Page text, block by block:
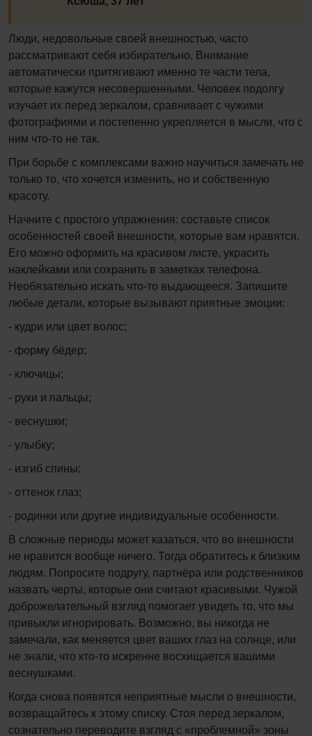
Люди, недовольные своей внешностью, часто
рассматривают себя избирательно. Внимание
автоматически притягивают именно те части тела,
которые кажутся несовершенными. Человек подолгу
изучает их перед зеркалом, сравнивает с чужими
фотографиями и постепенно укрепляется в мысли, что с
ним что-то не так.
При борьбе с комплексами важно научиться замечать не
только то, что хочется изменить, но и собственную
красоту.
Начните с простого упражнения: составьте список
особенностей своей внешности, которые вам нравятся.
Его можно оформить на красивом листе, украсить
наклейками или сохранить в заметках телефона.
Необязательно искать что-то выдающееся. Запишите
любые детали, которые вызывают приятные эмоции:
- кудри или цвет волос;
- форму бёдер;
- ключицы;
- руки и пальцы;
- веснушки;
- улыбку;
- изгиб спины;
- оттенок глаз;
- родинки или другие индивидуальные особенности.
В сложные периоды может казаться, что во внешности
не нравится вообще ничего. Тогда обратитесь к близким
людям. Попросите подругу, партнёра или родственников
назвать черты, которые они считают красивыми. Чужой
доброжелательный взгляд помогает увидеть то, что мы
привыкли игнорировать. Возможно, вы никогда не
замечали, как меняется цвет ваших глаз на солнце, или
не знали, что кто-то искренне восхищается вашими
веснушками.
Когда снова появятся неприятные мысли о внешности,
возвращайтесь к этому списку. Стоя перед зеркалом,
сознательно переводите взгляд с «проблемной» зоны